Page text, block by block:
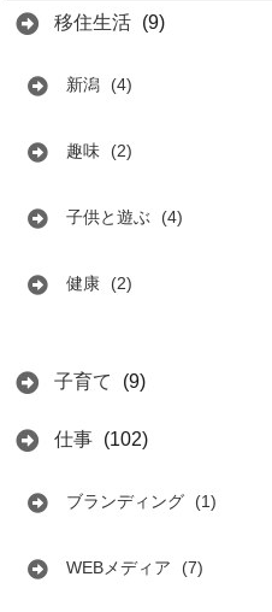
移住生活 (9)
新潟 (4)
趣味 (2)
子供と遊ぶ (4)
健康 (2)
子育て (9)
仕事 (102)
ブランディング (1)
WEBメディア (7)